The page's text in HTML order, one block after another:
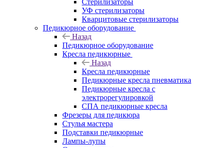
Стерилизаторы
УФ стерилизаторы
Кварцитовые стерилизаторы
Педикюрное оборудование
Назад
Педикюрное оборудование
Кресла педикюрные
Назад
Кресла педикюрные
Педикюрные кресла пневматика
Педикюрные кресла с
электрорегулировкой
СПА педикюрные кресла
Фрезеры для педикюра
Стулья мастера
Подставки педикюрные
Лампы-лупы